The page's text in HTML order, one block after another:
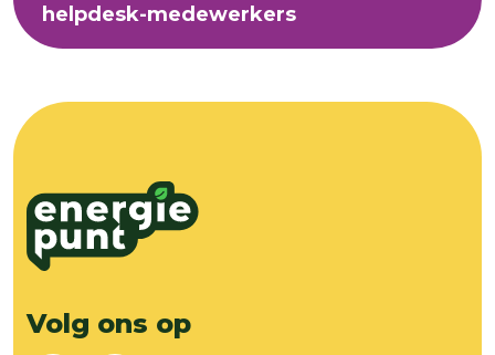
helpdesk-medewerkers
Volg ons op